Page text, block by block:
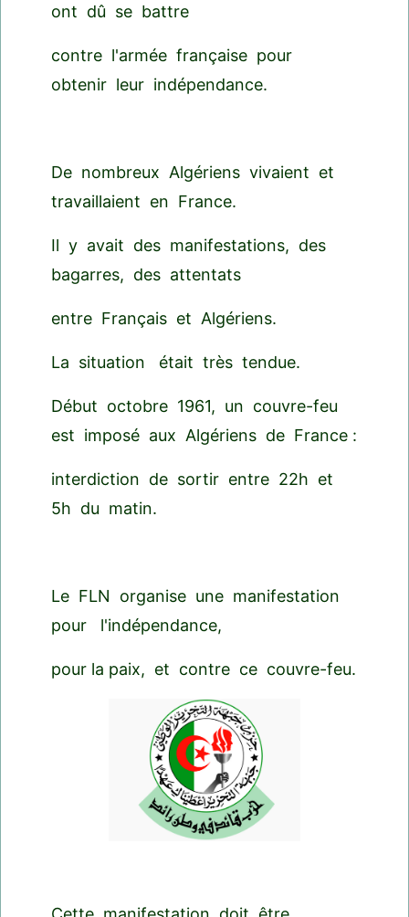
ont dû se battre
contre l'armée française pour
obtenir leur indépendance.
De nombreux Algériens vivaient et
travaillaient en France.
Il y avait des manifestations, des
bagarres, des attentats
entre Français et Algériens.
La situation était très tendue.
Début octobre 1961, un couvre-feu
est imposé aux Algériens de France :
interdiction de sortir entre 22h et
5h du matin.
Le FLN organise une manifestation
pour l'indépendance,
pour la paix, et contre ce couvre-feu.